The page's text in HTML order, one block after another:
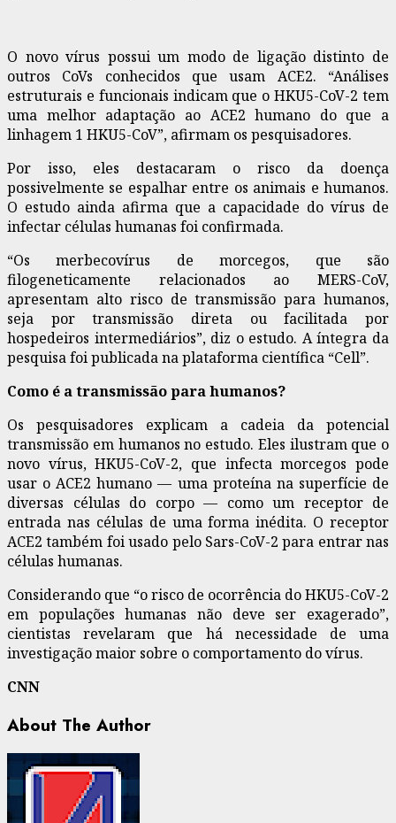
O novo vírus possui um modo de ligação distinto de
outros CoVs conhecidos que usam ACE2. “Análises
estruturais e funcionais indicam que o HKU5-CoV-2 tem
uma melhor adaptação ao ACE2 humano do que a
linhagem 1 HKU5-CoV”, afirmam os pesquisadores.
Por isso, eles destacaram o risco da doença
possivelmente se espalhar entre os animais e humanos.
O estudo ainda afirma que a capacidade do vírus de
infectar células humanas foi confirmada.
“Os merbecovírus de morcegos, que são
filogeneticamente relacionados ao MERS-CoV,
apresentam alto risco de transmissão para humanos,
seja por transmissão direta ou facilitada por
hospedeiros intermediários”, diz o estudo. A íntegra da
pesquisa foi publicada na plataforma científica “Cell”.
Como é a transmissão para humanos?
Os pesquisadores explicam a cadeia da potencial
transmissão em humanos no estudo. Eles ilustram que o
novo vírus, HKU5-CoV-2, que infecta morcegos pode
usar o ACE2 humano — uma proteína na superfície de
diversas células do corpo — como um receptor de
entrada nas células de uma forma inédita. O receptor
ACE2 também foi usado pelo Sars-CoV-2 para entrar nas
células humanas.
Considerando que “o risco de ocorrência do HKU5-CoV-2
em populações humanas não deve ser exagerado”,
cientistas revelaram que há necessidade de uma
investigação maior sobre o comportamento do vírus.
CNN
About The Author